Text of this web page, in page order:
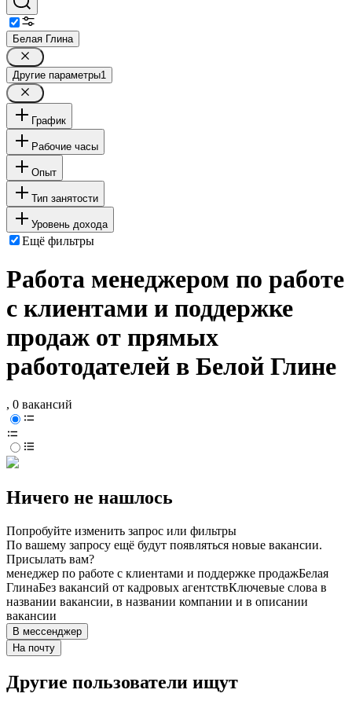
Белая Глина
Другие параметры1
График
Рабочие часы
Опыт
Тип занятости
Уровень дохода
Ещё фильтры
Работа менеджером по работе
с клиентами и поддержке
продаж от прямых
работодателей в Белой Глине
, 0 вакансий
Ничего не нашлось
Попробуйте изменить запрос или фильтры
По вашему запросу ещё будут появляться новые вакансии.
Присылать вам?
менеджер по работе с клиентами и поддержке продажБелая
ГлинаБез вакансий от кадровых агентствКлючевые слова в
названии вакансии, в названии компании и в описании
вакансии
В мессенджер
На почту
Другие пользователи ищут